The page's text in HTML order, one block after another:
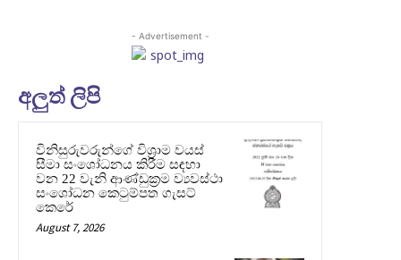
- Advertisement -
අලුත් ලිපි
විනිසුරුවරුන්ගේ විශ්‍රාම වයස්
සීමා සංශෝධනය කිරීම සඳහා
වන 22 වැනි ආණ්ඩුක්‍රම ව්‍යවස්ථා
සංශෝධන කෙටුම්පත ගැසට්
කෙරේ
August 7, 2026